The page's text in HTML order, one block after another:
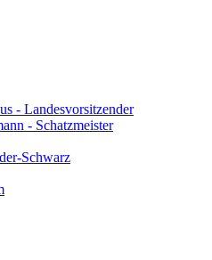
- Landesvorsitzender
- Schatzmeister
Schwarz